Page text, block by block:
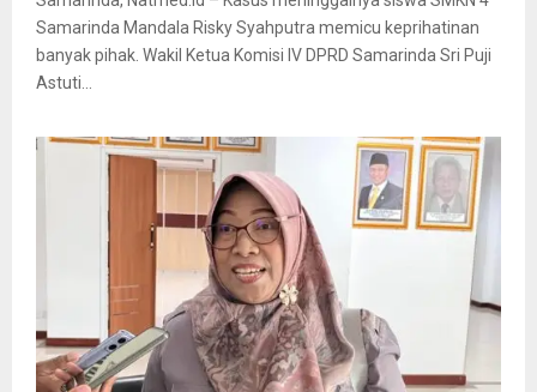
Samarinda Mandala Risky Syahputra memicu keprihatinan
banyak pihak. Wakil Ketua Komisi IV DPRD Samarinda Sri Puji
Astuti...